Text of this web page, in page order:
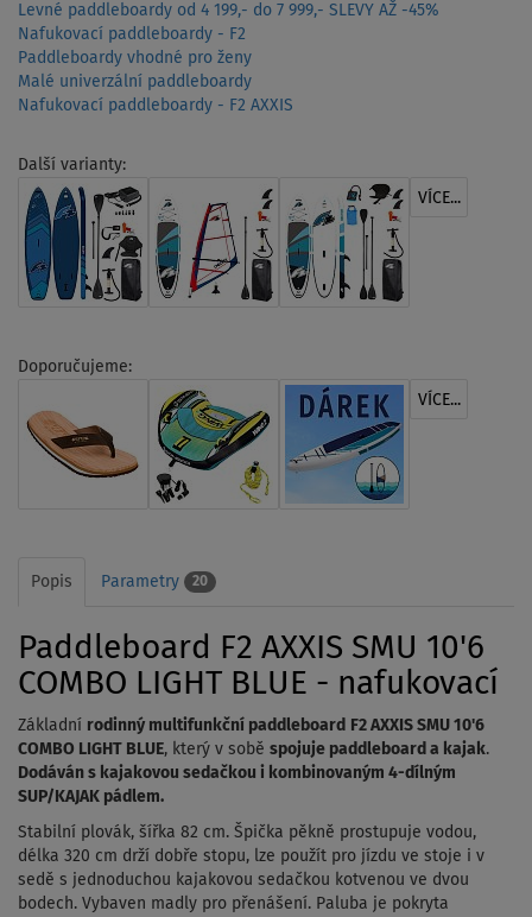
Levné paddleboardy od 4 199,- do 7 999,- SLEVY AŽ -45%
Nafukovací paddleboardy - F2
Paddleboardy vhodné pro ženy
Malé univerzální paddleboardy
Nafukovací paddleboardy - F2 AXXIS
Další varianty:
VÍCE...
Doporučujeme:
VÍCE...
Popis Parametry 20
Paddleboard F2 AXXIS SMU 10'6
COMBO LIGHT BLUE - nafukovací
Základní rodinný multifunkční paddleboard
F2 AXXIS SMU 10'6
COMBO LIGHT BLUE, který v sobě spojuje paddleboard a kajak.
Dodáván s kajakovou sedačkou i kombinovaným 4-dílným
SUP/KAJAK pádlem.
Stabilní plovák, šířka 82 cm. Špička pěkně prostupuje vodou,
délka 320 cm drží dobře stopu, lze použít pro jízdu ve stoje i v
sedě s jednoduchou kajakovou sedačkou kotvenou ve dvou
bodech. Vybaven madly pro přenášení. Paluba je pokryta